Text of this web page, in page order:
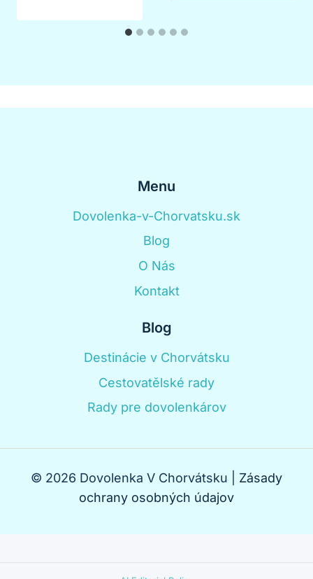
Menu
Dovolenka-v-Chorvatsku.sk
Blog
O Nás
Kontakt
Blog
Destinácie v Chorvátsku
Cestovatělské rady
Rady pre dovolenkárov
© 2026 Dovolenka V Chorvátsku | Zásady
ochrany osobných údajov